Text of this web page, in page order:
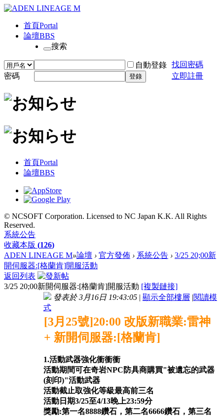
首頁Portal
論壇BBS
搜索
自動登錄 找回密碼
密碼
登錄 立即註冊
首頁Portal
論壇BBS
© NCSOFT Corporation. Licensed to NC Japan K.K. All Rights
Reserved.
系統公告
收藏本版 (126)
ADEN LINEAGE M»論壇 › 官方發佈 › 系統公告 › 3/25 20;00新
開伺服器:[格蘭肯]開服活動
返回列表
3/25 20;00新開伺服器:[格蘭肯]開服活動 [複製鏈接]
發表於 3月16日 19:43:05 | 顯示全部樓層 |閱讀模
式
[3月25號]20:00 改版新職業:雷神
+ 新開伺服器:[格蘭肯]
1.活動武器強化衝衝衝
活動期間可在奇岩NPC防具商購買"被遺忘的武器
(刻印)"活動武器
活動截止取強化等級最高前三名
活動日期3/25至4/13晚上23:59分
獎勵:第一名8888鑽石，第二名6666鑽石，第三名